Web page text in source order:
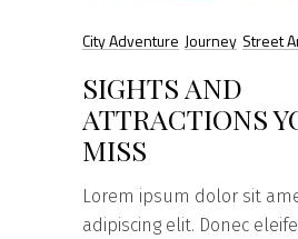
City Adventure Journey Street
SIGHTS AND
ATTRACTIONS
MISS
Lorem ipsum dolor sit
adipiscing elit. Donec